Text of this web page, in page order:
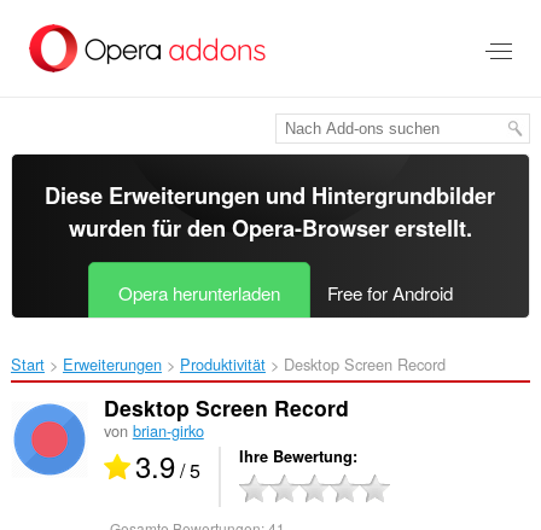
Hauptinhalt
springen
Diese Erweiterungen und Hintergrundbilder
wurden für den Opera-Browsererstellt.
Opera herunterladen Free for Android
Start Erweiterungen Produktivität Desktop Screen Record‎
Desktop Screen Record
von brian-girko
3.9/ 5 Ihre Bewertung